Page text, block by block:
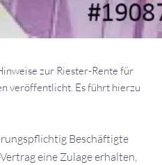
zur Riester-Rente für
veröffentlicht. Es führt hierzu
Beschäftigte
eine Zulage erhalten,